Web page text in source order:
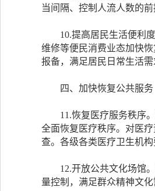
当间隔、控制人流人数的
10.提高居民生活便利度
维修等便民消费业态加快
报备，满足居民日常生活需
四、加快恢复公共服务
11.恢复医疗服务秩序。
全面恢复医疗秩序。对医
查。各级各类医疗卫生机
12.开放公共文化场馆。
量控制，满足群众精神文化